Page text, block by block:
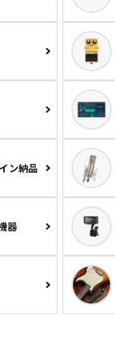
ン納品
器